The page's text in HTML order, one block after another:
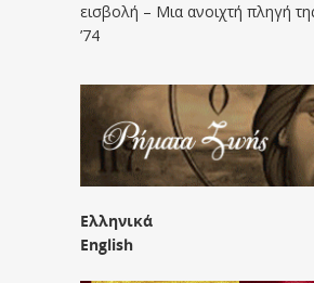
εισβολή – Μια ανοιχτή πληγή
’74
Ελληνικά
English